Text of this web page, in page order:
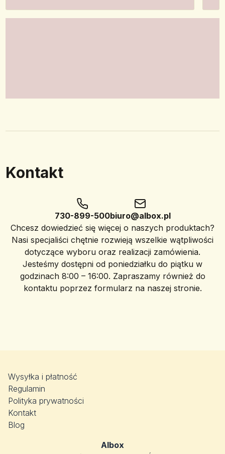
Kontakt
730-899-500biuro@albox.pl
Chcesz dowiedzieć się więcej o naszych produktach?
Nasi specjaliści chętnie rozwieją wszelkie wątpliwości
dotyczące wyboru oraz realizacji zamówienia.
Jesteśmy dostępni od poniedziałku do piątku w
godzinach 8:00 – 16:00. Zapraszamy również do
kontaktu poprzez formularz na naszej stronie.
Wysyłka i płatność
Regulamin
Polityka prywatności
Kontakt
Blog
Albox